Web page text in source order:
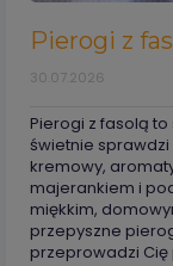
Pierogi z
30.07.2026
Pierogi z fasolą
świetnie sprawdzi
kremowy,
majerankiem i
miękkim,
przepyszne
przeprowadzi Cię